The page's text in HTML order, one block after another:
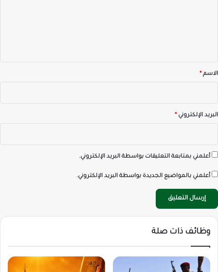
*الاسم*
البريد الإلكتروني*
أعلمني بمتابعة التعليقات بواسطة البريد الإلكتروني.
أعلمني بالمواضيع الجديدة بواسطة البريد الإلكتروني.
وظائف ذات صلة